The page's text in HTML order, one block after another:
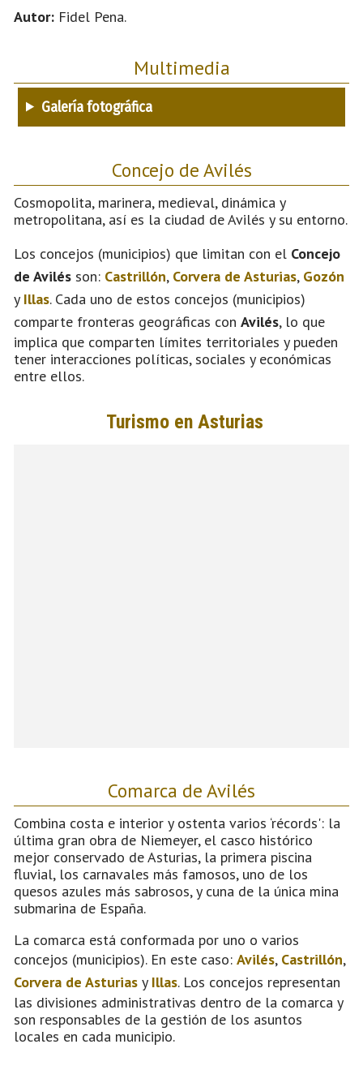
Autor: Fidel Pena.
Multimedia
Galería fotográfica
Concejo de Avilés
Cosmopolita, marinera, medieval, dinámica y
metropolitana, así es la ciudad de Avilés y su entorno.
Los concejos (municipios) que limitan con el Concejo
de Avilés son: Castrillón, Corvera de Asturias, Gozón
y Illas. Cada uno de estos concejos (municipios)
comparte fronteras geográficas con Avilés, lo que
implica que comparten límites territoriales y pueden
tener interacciones políticas, sociales y económicas
entre ellos.
Comarca de Avilés
Combina costa e interior y ostenta varios ‘récords': la
última gran obra de Niemeyer, el casco histórico
mejor conservado de Asturias, la primera piscina
fluvial, los carnavales más famosos, uno de los
quesos azules más sabrosos, y cuna de la única mina
submarina de España.
La comarca está conformada por uno o varios
concejos (municipios). En este caso: Avilés, Castrillón,
Corvera de Asturias y Illas. Los concejos representan
las divisiones administrativas dentro de la comarca y
son responsables de la gestión de los asuntos
locales en cada municipio.